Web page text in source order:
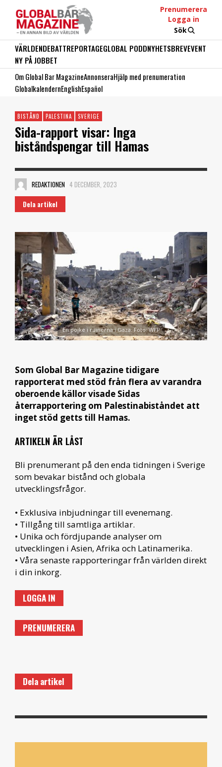
Prenumerera
Logga in
Sök
VÄRLDENDEBATTREPORTAGEGLOBAL PODDNYHETSBREVEVENT
NY PÅ JOBBET
Om Global Bar MagazineAnnonseraHjälp med prenumeration
GlobalkalendernEnglishEspañol
BISTÅND PALESTINA SVERIGE
Sida-rapport visar: Inga
biståndspengar till Hamas
REDAKTIONEN 4 DECEMBER, 2023
Dela artikel
En pojke i ruinerna i Gaza. Foto: WFP
Som Global Bar Magazine tidigare
rapporterat med stöd från flera av varandra
oberoende källor visade Sidas
återrapportering om Palestinabiståndet att
inget stöd getts till Hamas.
ARTIKELN ÄR LÅST
Bli prenumerant på den enda tidningen i Sverige
som bevakar bistånd och globala
utvecklingsfrågor.
• Exklusiva inbjudningar till evenemang.
• Tillgång till samtliga artiklar.
• Unika och fördjupande analyser om
utvecklingen i Asien, Afrika och Latinamerika.
• Våra senaste rapporteringar från världen direkt
i din inkorg.
LOGGA IN
PRENUMERERA
Dela artikel